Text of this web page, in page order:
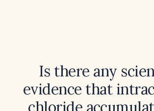
Is there any
evidence that
chloride